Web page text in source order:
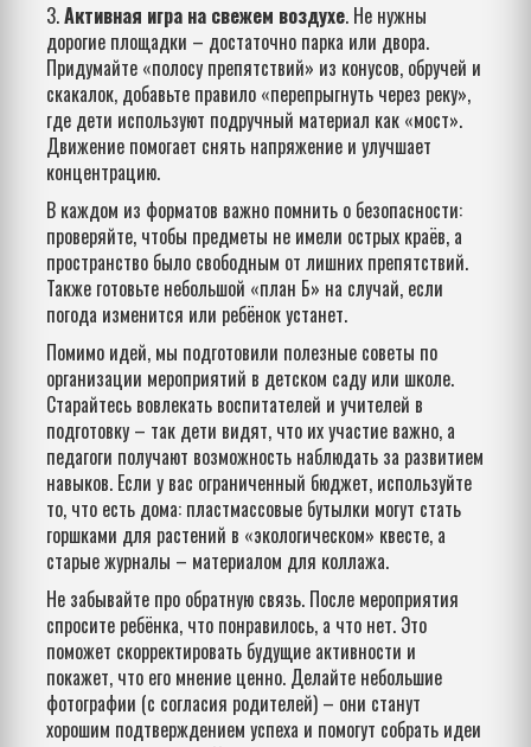
3.Активная игра на свежем воздухе. Не нужны
дорогие площадки – достаточно парка или двора.
Придумайте «полосу препятствий» из конусов, обручей и
скакалок, добавьте правило «перепрыгнуть через реку»,
где дети используют подручный материал как «мост».
Движение помогает снять напряжение и улучшает
концентрацию.
В каждом из форматов важно помнить о безопасности:
проверяйте, чтобы предметы не имели острых краёв, а
пространство было свободным от лишних препятствий.
Также готовьте небольшой «план Б» на случай, если
погода изменится или ребёнок устанет.
Помимо идей, мы подготовили полезные советы по
организации мероприятий в детском саду или школе.
Старайтесь вовлекать воспитателей и учителей в
подготовку – так дети видят, что их участие важно, а
педагоги получают возможность наблюдать за развитием
навыков. Если у вас ограниченный бюджет, используйте
то, что есть дома: пластмассовые бутылки могут стать
горшками для растений в «экологическом» квесте, а
старые журналы – материалом для коллажа.
Не забывайте про обратную связь. После мероприятия
спросите ребёнка, что понравилось, а что нет. Это
поможет скорректировать будущие активности и
покажет, что его мнение ценно. Делайте небольшие
фотографии (с согласия родителей) – они станут
хорошим подтверждением успеха и помогут собрать идеи